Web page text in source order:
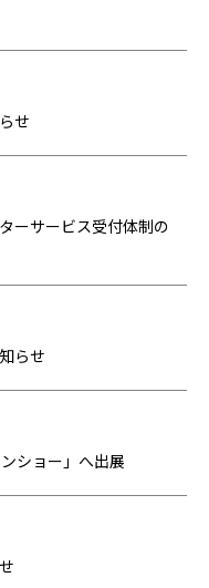
せ
ーサービス受付体制の
らせ
ショー」へ出展